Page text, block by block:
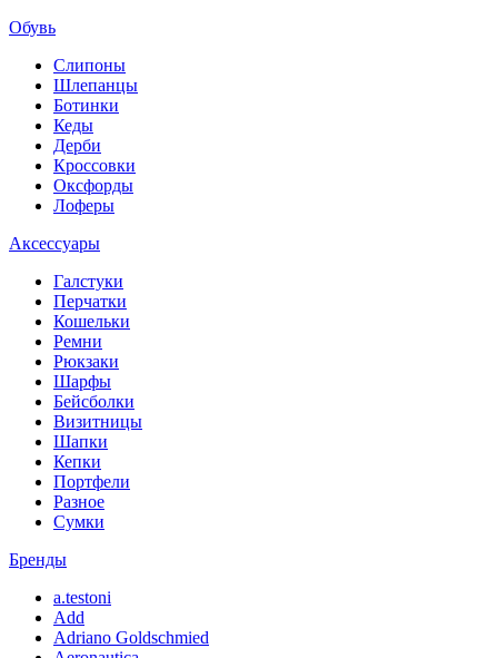
Обувь
Слипоны
Шлепанцы
Ботинки
Кеды
Дерби
Кроссовки
Оксфорды
Лоферы
Аксессуары
Галстуки
Перчатки
Кошельки
Ремни
Рюкзаки
Шарфы
Бейсболки
Визитницы
Шапки
Кепки
Портфели
Разное
Сумки
Бренды
a.testoni
Add
Adriano Goldschmied